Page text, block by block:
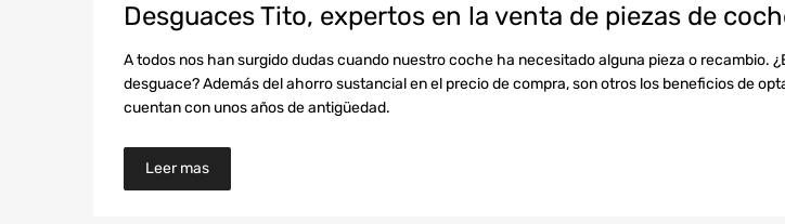
Desguaces Tito, expertos en la venta de piezas de
A todos nos han surgido dudas cuando nuestro coche ha necesitado alguna pieza o recambio.
desguace? Además del ahorro sustancial en el precio de compra, son otros los beneficios de
cuentan con unos años de antigüedad.
Leer mas